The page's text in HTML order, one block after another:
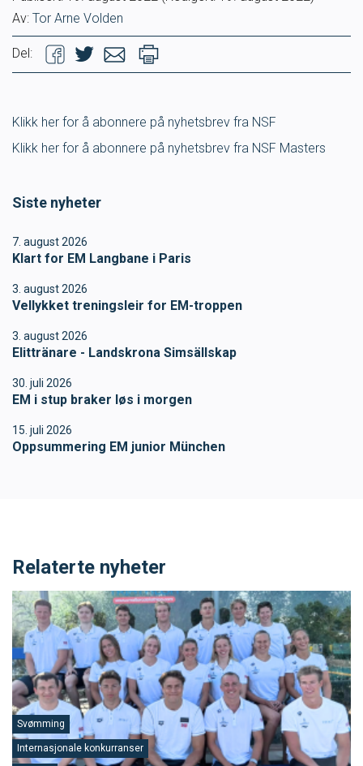
Av: Tor Arne Volden
Del:
Klikk her for å abonnere på nyhetsbrev fra NSF
Klikk her for å abonnere på nyhetsbrev fra NSF Masters
Siste nyheter
7. august 2026
Klart for EM Langbane i Paris
3. august 2026
Vellykket treningsleir for EM-troppen
3. august 2026
Elittränare - Landskrona Simsällskap
30. juli 2026
EM i stup braker løs i morgen
15. juli 2026
Oppsummering EM junior München
Relaterte nyheter
Internasjonale konkurranser
Svømming